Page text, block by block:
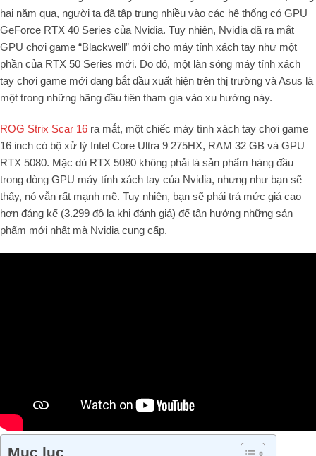
hai năm qua, người ta đã tập trung nhiều vào các hệ thống có GPU
GeForce RTX 40 Series của Nvidia. Tuy nhiên, Nvidia đã ra mắt
GPU chơi game “Blackwell” mới cho máy tính xách tay như một
phần của RTX 50 Series mới. Do đó, một làn sóng máy tính xách
tay chơi game mới đang bắt đầu xuất hiện trên thị trường và Asus là
một trong những hãng đầu tiên tham gia vào xu hướng này.
ROG Strix Scar 16 ra mắt, một chiếc máy tính xách tay chơi game
16 inch có bộ xử lý Intel Core Ultra 9 275HX, RAM 32 GB và GPU
RTX 5080. Mặc dù RTX 5080 không phải là sản phẩm hàng đầu
trong dòng GPU máy tính xách tay của Nvidia, nhưng như bạn sẽ
thấy, nó vẫn rất mạnh mẽ. Tuy nhiên, bạn sẽ phải trả mức giá cao
hơn đáng kể (3.299 đô la khi đánh giá) để tận hưởng những sản
phẩm mới nhất mà Nvidia cung cấp.
Mục lục